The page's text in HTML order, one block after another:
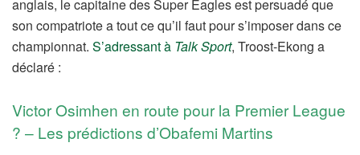
anglais, le capitaine des Super Eagles est persuadé que
son compatriote a tout ce qu’il faut pour s’imposer dans ce
championnat. S’adressant à Talk Sport, Troost-Ekong a
déclaré :
Victor Osimhen en route pour la Premier League
? – Les prédictions d’Obafemi Martins